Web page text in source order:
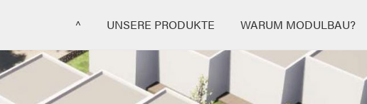
^ UNSERE PRODUKTE WARUM MODULBAU?